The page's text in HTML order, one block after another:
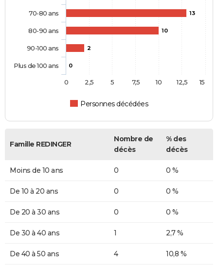
13
10
2
0
Personnes décédées
70-80 ans
80-90 ans
90-100 ans
Plus de 100 ans
0 2,5 5 7,5 10 12,5 15
Famille REDINGER
Nombre de
décès
% des
décès
Moins de 10 ans 0 0 %
De 10 à 20 ans 0 0 %
De 20 à 30 ans 0 0 %
De 30 à 40 ans 1 2,7 %
De 40 à 50 ans 4 10,8 %